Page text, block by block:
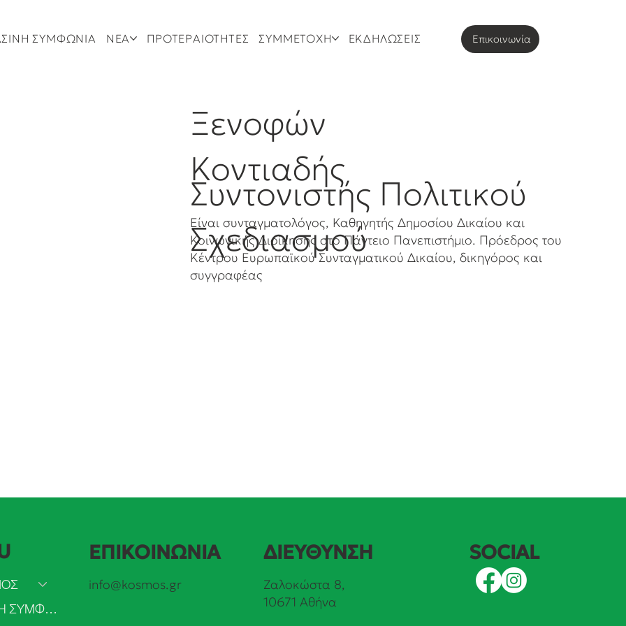
ΣΥΜΦΩΝΙΑ ΝΕΑ ΠΡΟΤΕΡΑΙΟΤΗΤΕΣ ΣΥΜΜΕΤΟΧΗ ΕΚΔΗΛΩΣΕΙΣ Eπικοινωνία
Ξενοφών
Κοντιαδής
Είναι συνταγματολόγος, Καθηγητής Δημοσίου Δικαίου και
Κοινωνικής Διοίκησης στο Πάντειο Πανεπιστήμιο. Πρόεδρος του
Κέντρου Ευρωπαϊκού Συνταγματικού Δικαίου, δικηγόρος και
συγγραφέας
Συντονιστής Πολιτικού
Σχεδιασμού
ΠΡΑΣΙΝΗ ΣΥΜΦΩΝΙΑ
ΕΠΙΚΟΙΝΩΝΙΑ
info@kosmos.gr
ΔΙΕΥΘΥΝΣΗ
Ζαλοκώστα 8,
10671 Αθήνα
SOCIAL